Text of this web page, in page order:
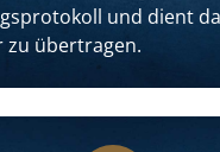
und dient
zu übertragen.